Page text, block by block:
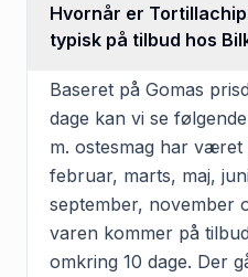
Hvornår er
typisk på tilbud hos
Baseret på Gomas
dage kan vi se
m. ostesmag har været
februar, marts, maj,
september, november
varen kommer på
omkring 10 dage. Der